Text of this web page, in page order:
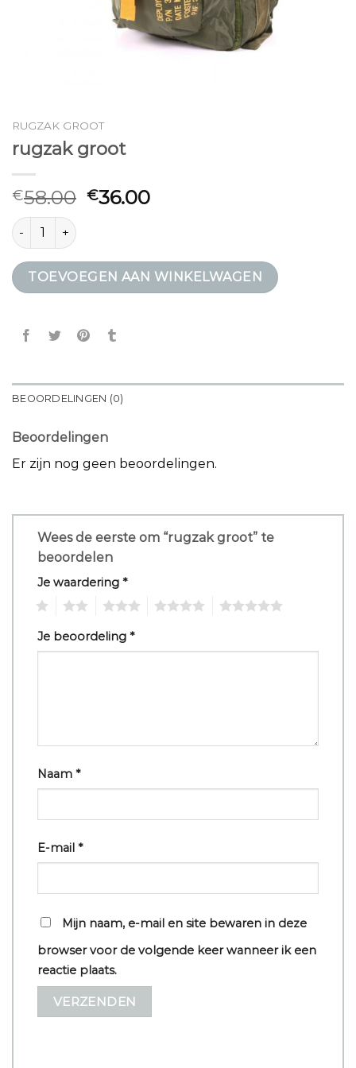
RUGZAK GROOT
rugzak groot
€58.00 €36.00
rugzak groot aantal
TOEVOEGEN AAN WINKELWAGEN
BEOORDELINGEN (0)
Beoordelingen
Er zijn nog geen beoordelingen.
Wees de eerste om “rugzak groot” te
beoordelen
Je waardering *
Je beoordeling *
Naam *
E-mail *
Mijn naam, e-mail en site bewaren in deze
browser voor de volgende keer wanneer ik een
reactie plaats.